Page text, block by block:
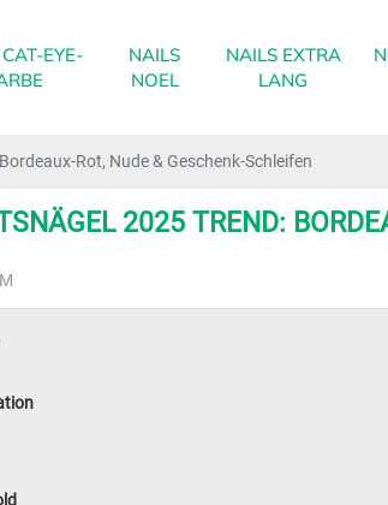
EYE-
NAILS
NOEL
NAILS EXTRA
LANG
Rot, Nude & Geschenk-Schleifen
2025 TREND: